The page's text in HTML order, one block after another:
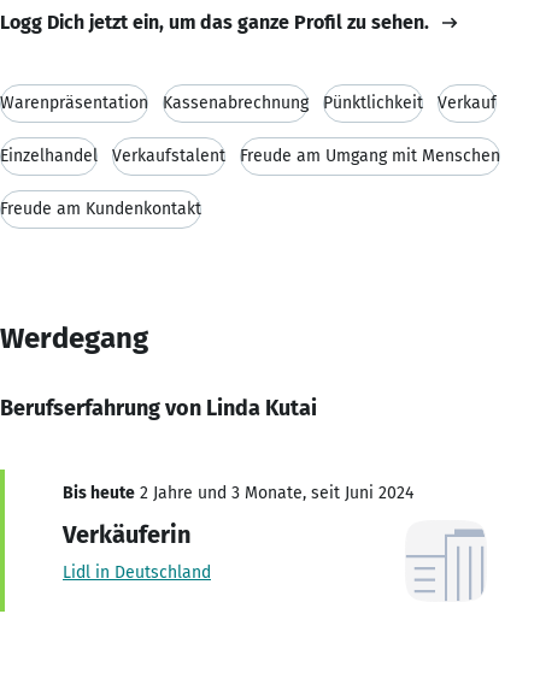
Logg Dich jetzt ein, um das ganze Profil zu sehen.
Warenpräsentation Kassenabrechnung Pünktlichkeit Verkauf
Einzelhandel Verkaufstalent Freude am Umgang mit Menschen
Freude am Kundenkontakt
Werdegang
Berufserfahrung von Linda Kutai
Bis heute 2 Jahre und 3 Monate, seit Juni 2024
Verkäuferin
Lidl in Deutschland